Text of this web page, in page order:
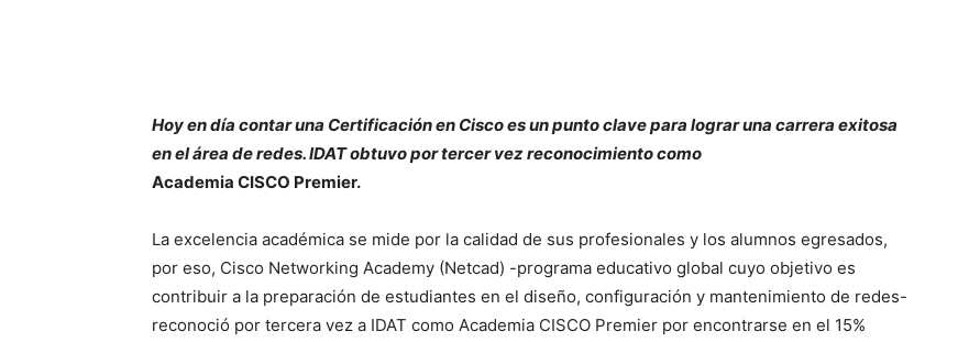
Hoy en día contar una Certificación en Cisco es un punto clave para lograr una carrera exitosa
en el área de redes. IDAT obtuvo por tercer vez reconocimiento como
Academia CISCO Premier.
La excelencia académica se mide por la calidad de sus profesionales y los alumnos egresados,
por eso, Cisco Networking Academy (Netcad) -programa educativo global cuyo objetivo es
contribuir a la preparación de estudiantes en el diseño, configuración y mantenimiento de redes-
reconoció por tercera vez a IDAT como Academia CISCO Premier por encontrarse en el 15%